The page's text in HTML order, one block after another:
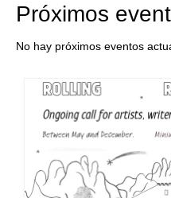
Próximos
No hay próximos eventos